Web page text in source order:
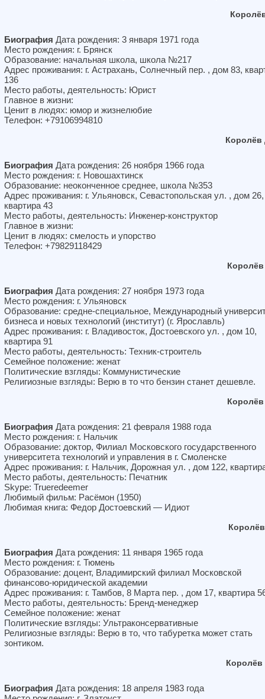
Биография Дата рождения: 3 января 1971 года
Место рождения: г. Брянск
Образование: начальная школа, школа №217
Адрес проживания: г. Астрахань, Солнечный пер. , дом 83,
136
Место работы, деятельность: Юрист
Главное в жизни:
Ценит в людях: юмор и жизнелюбие
Телефон: +79106994810
Королёв
Биография Дата рождения: 26 ноября 1966 года
Место рождения: г. Новошахтинск
Образование: неоконченное среднее, школа №353
Адрес проживания: г. Ульяновск, Севастопольская ул. , дом 26,
квартира 43
Место работы, деятельность: Инженер-конструктор
Главное в жизни:
Ценит в людях: смелость и упорство
Телефон: +79829118429
Биография Дата рождения: 27 ноября 1973 года
Место рождения: г. Ульяновск
Образование: средне-специальное, Международный
бизнеса и новых технологий (институт) (г. Ярославль)
Адрес проживания: г. Владивосток, Достоевского ул. , дом 10,
квартира 91
Место работы, деятельность: Техник-строитель
Семейное положение: женат
Политические взгляды: Коммунистические
Религиозные взгляды: Верю в то что бензин станет дешевле.
Биография Дата рождения: 21 февраля 1988 года
Место рождения: г. Нальчик
Образование: доктор, Филиал Московского государственного
университета технологий и управления в г. Смоленске
Адрес проживания: г. Нальчик, Дорожная ул. , дом 122,
Место работы, деятельность: Печатник
Skype: Trueredeemer
Любимый фильм: Расёмон (1950)
Любимая книга: Федор Достоевский — Идиот
Биография Дата рождения: 11 января 1965 года
Место рождения: г. Тюмень
Образование: доцент, Владимирский филиал Московской
финансово-юридической академии
Адрес проживания: г. Тамбов, 8 Марта пер. , дом 17, квартира
Место работы, деятельность: Бренд-менеджер
Семейное положение: женат
Политические взгляды: Ультраконсервативные
Религиозные взгляды: Верю в то, что табуретка может стать
зонтиком.
Королёв
Биография Дата рождения: 18 апреля 1983 года